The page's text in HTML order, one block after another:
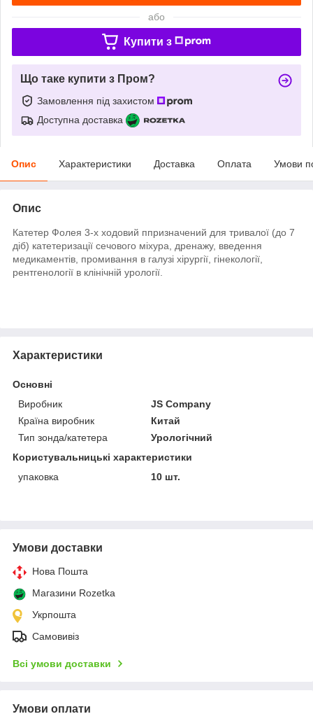
або
Купити з
Що таке купити з Пром?
Замовлення під захистом
Доступна доставка
Опис Характеристики Доставка Оплата Умови
Опис
Катетер Фолея 3-х ходовий ппризначений для тривалої (до 7
діб) катетеризації сечового міхура, дренажу, введення
медикаментів, промивання в галузі хірургії, гінекології,
рентгенології в клінічній урології.
Характеристики
Основні
Виробник
JS Company
Країна виробник
Китай
Тип зонда/катетера
Урологічний
Користувальницькі характеристики
упаковка
10 шт.
Умови доставки
Нова Пошта
Магазини Rozetka
Укрпошта
Самовивіз
Всі умови доставки
Умови оплати